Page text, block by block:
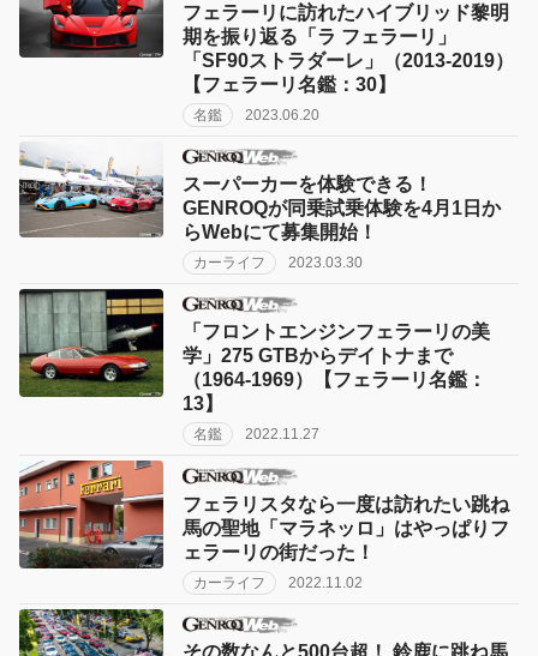
フェラーリに訪れたハイブリッド黎明
期を振り返る「ラ フェラーリ」
「SF90ストラダーレ」（2013-2019）
【フェラーリ名鑑：30】
名鑑 2023.06.20
スーパーカーを体験できる！
GENROQが同乗試乗体験を4月1日か
らWebにて募集開始！
カーライフ 2023.03.30
「フロントエンジンフェラーリの美
学」275 GTBからデイトナまで
（1964-1969）【フェラーリ名鑑：
13】
名鑑 2022.11.27
フェラリスタなら一度は訪れたい跳ね
馬の聖地「マラネッロ」はやっぱりフ
ェラーリの街だった！
カーライフ 2022.11.02